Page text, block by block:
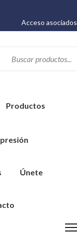
Acceso asociados
Productos
Únete